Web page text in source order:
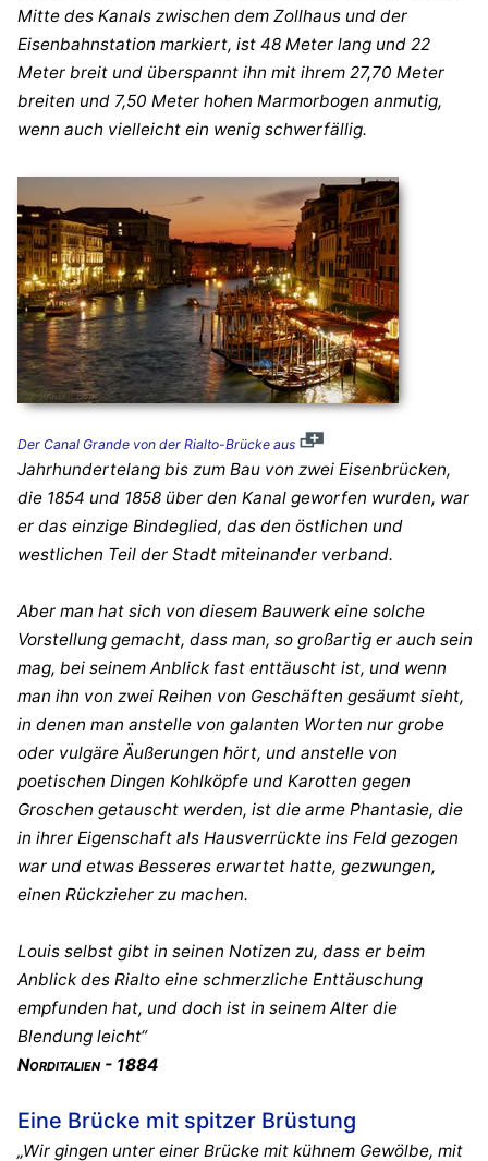
Mitte des Kanals zwischen dem Zollhaus und der
Eisenbahnstation markiert, ist 48 Meter lang und 22
Meter breit und überspannt ihn mit ihrem 27,70 Meter
breiten und 7,50 Meter hohen Marmorbogen anmutig,
wenn auch vielleicht ein wenig schwerfällig.
Der Canal Grande von der Rialto-Brücke aus
Jahrhundertelang bis zum Bau von zwei Eisenbrücken,
die 1854 und 1858 über den Kanal geworfen wurden, war
er das einzige Bindeglied, das den östlichen und
westlichen Teil der Stadt miteinander verband.
Aber man hat sich von diesem Bauwerk eine solche
Vorstellung gemacht, dass man, so großartig er auch sein
mag, bei seinem Anblick fast enttäuscht ist, und wenn
man ihn von zwei Reihen von Geschäften gesäumt sieht,
in denen man anstelle von galanten Worten nur grobe
oder vulgäre Äußerungen hört, und anstelle von
poetischen Dingen Kohlköpfe und Karotten gegen
Groschen getauscht werden, ist die arme Phantasie, die
in ihrer Eigenschaft als Hausverrückte ins Feld gezogen
war und etwas Besseres erwartet hatte, gezwungen,
einen Rückzieher zu machen.
Louis selbst gibt in seinen Notizen zu, dass er beim
Anblick des Rialto eine schmerzliche Enttäuschung
empfunden hat, und doch ist in seinem Alter die
Blendung leicht“
Norditalien - 1884
Eine Brücke mit spitzer Brüstung
„Wir gingen unter einer Brücke mit kühnem Gewölbe, mit